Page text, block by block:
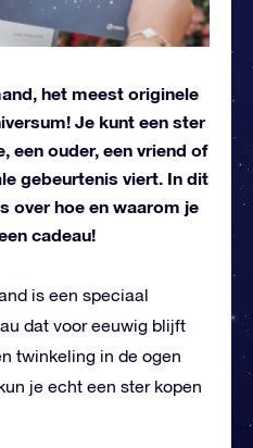
het meest originele
Je kunt een ster
een ouder, een vriend of
gebeurtenis viert. In dit
over hoe en waarom je
cadeau!
is een speciaal
dat voor eeuwig blijft
twinkeling in de ogen
je echt een ster kopen